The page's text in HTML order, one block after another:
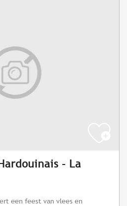
- La
een feest van vlees en